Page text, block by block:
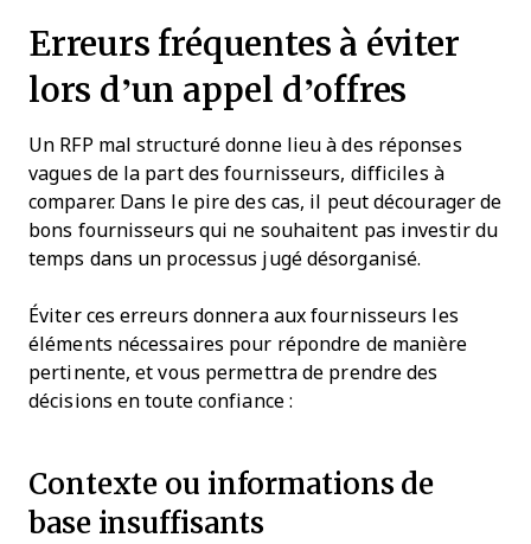
Erreurs fréquentes à éviter
lors d’un appel d’offres
Un RFP mal structuré donne lieu à des réponses
vagues de la part des fournisseurs, difficiles à
comparer. Dans le pire des cas, il peut décourager de
bons fournisseurs qui ne souhaitent pas investir du
temps dans un processus jugé désorganisé.
Éviter ces erreurs donnera aux fournisseurs les
éléments nécessaires pour répondre de manière
pertinente, et vous permettra de prendre des
décisions en toute confiance :
Contexte ou informations de
base insuffisants